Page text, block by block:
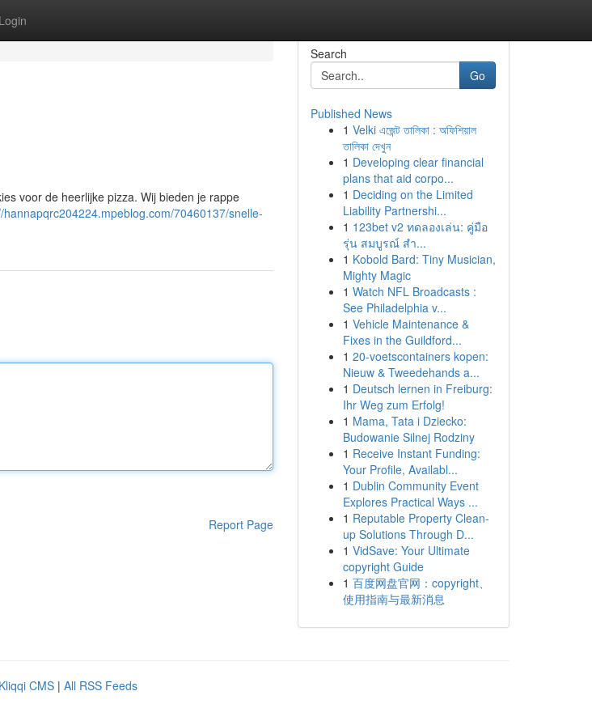
Login
voor de heerlijke pizza. Wij bieden je rappe
hannapqrc204224.mpeblog.com/70460137/snelle-
Report Page
Search
Go
Published News
1 Velki এজেন্ট তালিকা : অফিশিয়াল
তালিকা দেখুন
1 Developing clear financial
plans that aid corpo...
1 Deciding on the Limited
Liability Partnershi...
1 123bet v2 ทดลองเล่น: คู่มือ
รุ่น สมบูรณ์ สำ...
1 Kobold Bard: Tiny Musician,
Mighty Magic
1 Watch NFL Broadcasts :
See Philadelphia v...
1 Vehicle Maintenance &
Fixes in the Guildford...
1 20-voetscontainers kopen:
Nieuw & Tweedehands a...
1 Deutsch lernen in Freiburg:
Ihr Weg zum Erfolg!
1 Mama, Tata i Dziecko:
Budowanie Silnej Rodziny
1 Receive Instant Funding:
Your Profile, Availabl...
1 Dublin Community Event
Explores Practical Ways ...
1 Reputable Property Clean-
up Solutions Through D...
1 VidSave: Your Ultimate
copyright Guide
1 百度网盘官网：copyright、
使用指南与最新消息
Kliqqi CMS | All RSS Feeds